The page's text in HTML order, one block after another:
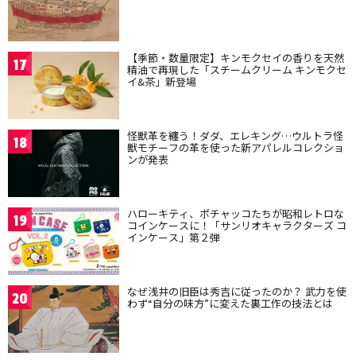
17 【季節・数量限定】キンモクセイの香りを天然
精油で再現した「スチームクリーム キンモクセ
イ&茶」新登場
18 怪獣革を纏う！ダダ、エレキング…ウルトラ怪
獣モチーフの革を使った新アパレルコレクショ
ンが発表
19 ハローキティ、ポチャッコたちが昭和レトロな
コインケースに！「サンリオキャラクターズ コ
インケース」第２弾
20 なぜ浅井の旧臣は秀吉に従ったのか？ 武力を使
わず“自分の味方”に変えた裏工作の技法とは